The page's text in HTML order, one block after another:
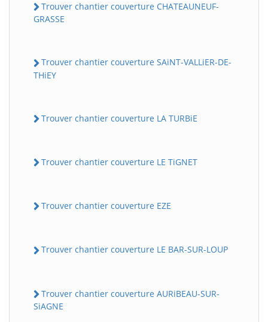
Trouver chantier couverture CHATEAUNEUF-
GRASSE
Trouver chantier couverture SAiNT-VALLiER-DE-
THiEY
Trouver chantier couverture LA TURBiE
Trouver chantier couverture LE TiGNET
Trouver chantier couverture EZE
Trouver chantier couverture LE BAR-SUR-LOUP
Trouver chantier couverture AURiBEAU-SUR-
SiAGNE